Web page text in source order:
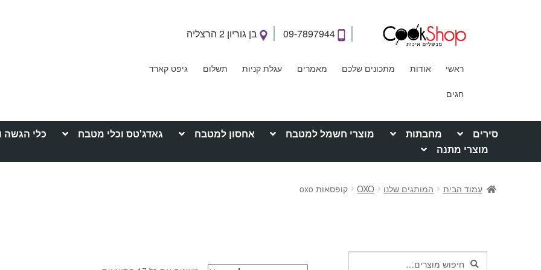
09-7897944 בן גוריון 2 הרצליה
ראשי אודות מתכונים שלכם מאמרים עגלת קניות תשלום גיפט קארד
חגים
סירים מחבתות מוצרי חשמל למטבח אחסון למטבח גאדג'טס וכלי מטבח כלי הגשה
מוצרי מתנה
עמוד הבית המותגים שלנו OXO קופסאות oxo
חיפושחיפוש